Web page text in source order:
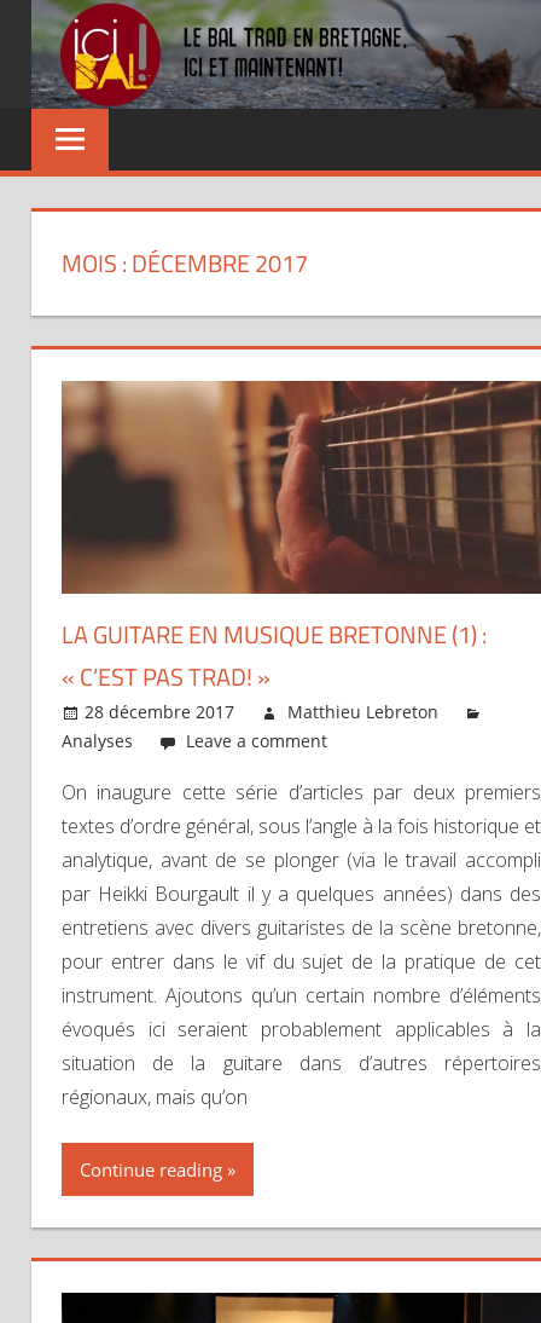
content
Dansez
partout
MOIS : DÉCEMBRE 2017
LA GUITARE EN MUSIQUE BRETONNE (1) :
« C’EST PAS TRAD! »
28 décembre 2017
Matthieu Lebreton
Analyses
Leave a comment
On inaugure cette série d’articles par deux premiers
textes d’ordre général, sous l’angle à la fois historique et
analytique, avant de se plonger (via le travail accompli
par Heikki Bourgault il y a quelques années) dans des
entretiens avec divers guitaristes de la scène bretonne,
pour entrer dans le vif du sujet de la pratique de cet
instrument. Ajoutons qu’un certain nombre d’éléments
évoqués ici seraient probablement applicables à la
situation de la guitare dans d’autres répertoires
régionaux, mais qu’on
Continue reading